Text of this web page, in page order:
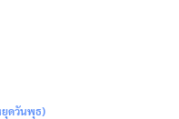
ยุดวันพุธ)